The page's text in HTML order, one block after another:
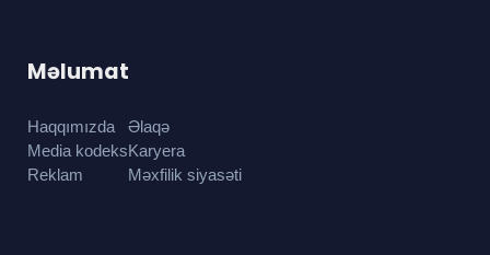
Məlumat
Haqqımızda
Media kodeks
Reklam
Əlaqə
Karyera
Məxfilik siyasəti